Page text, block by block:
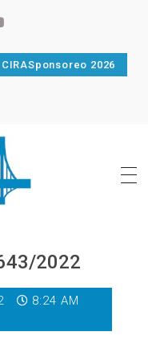
CIRASponsoreo 2026
2022
8:24 AM